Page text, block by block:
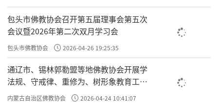
包头市佛教协会召开第五届理事会第五次
会议暨2026年第二次双月学习会
包头市佛教协会 2026-04-26 19:25:35
通辽市、锡林郭勒盟等地佛教协会开展学
法规、守戒律、重修为、树形象教育工作
专题学习会
内蒙古自治区佛教协会 2026-04-24 10:41:07